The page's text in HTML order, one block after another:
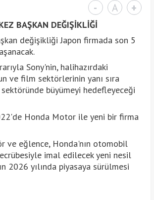
- A +
BAŞKAN DEĞIŞİKLİĞİ
değişikliği Japon firmada son 5
Sony'nin, halihazırdaki
ve film sektörlerinin yanı sıra
büyümeyi hedefleyeceği
Honda Motor ile yeni bir firma
ve eğlence, Honda'nın otomobil
imal edilecek yeni nesil
2026 yılında piyasaya sürülmesi